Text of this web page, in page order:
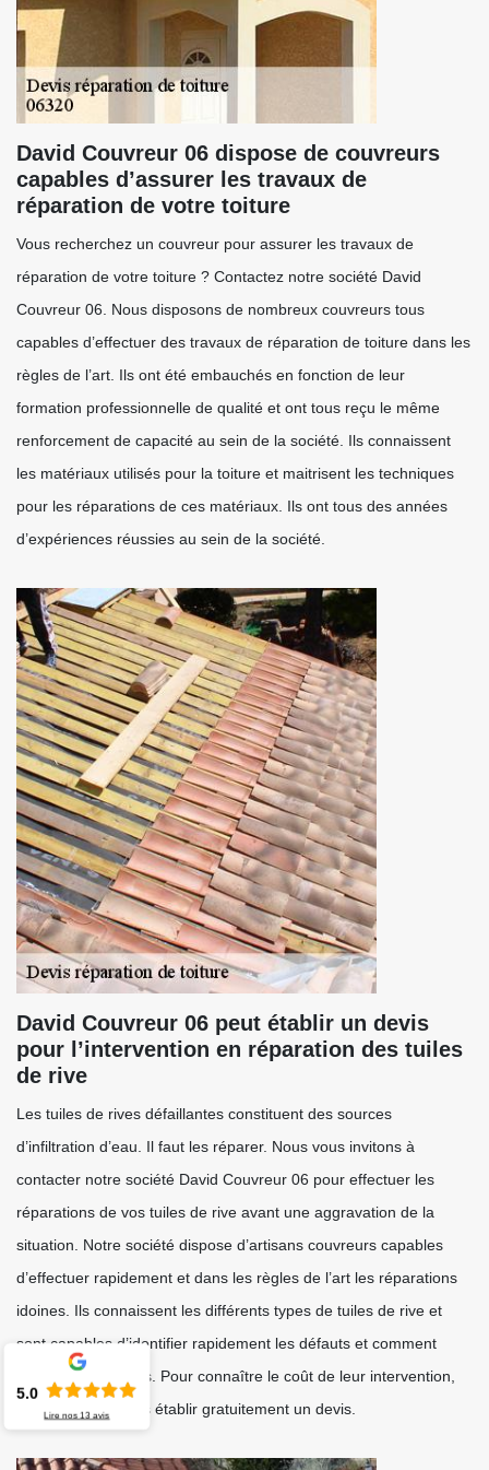
David Couvreur 06 dispose de couvreurs
capables d’assurer les travaux de
réparation de votre toiture
Vous recherchez un couvreur pour assurer les travaux de
réparation de votre toiture ? Contactez notre société David
Couvreur 06. Nous disposons de nombreux couvreurs tous
capables d’effectuer des travaux de réparation de toiture dans les
règles de l’art. Ils ont été embauchés en fonction de leur
formation professionnelle de qualité et ont tous reçu le même
renforcement de capacité au sein de la société. Ils connaissent
les matériaux utilisés pour la toiture et maitrisent les techniques
pour les réparations de ces matériaux. Ils ont tous des années
d’expériences réussies au sein de la société.
David Couvreur 06 peut établir un devis
pour l’intervention en réparation des tuiles
de rive
Les tuiles de rives défaillantes constituent des sources
d’infiltration d’eau. Il faut les réparer. Nous vous invitons à
contacter notre société David Couvreur 06 pour effectuer les
réparations de vos tuiles de rive avant une aggravation de la
situation. Notre société dispose d’artisans couvreurs capables
d’effectuer rapidement et dans les règles de l’art les réparations
idoines. Ils connaissent les différents types de tuiles de rive et
sont capables d’identifier rapidement les défauts et comment
réparer ces défauts. Pour connaître le coût de leur intervention,
nous pouvons vous établir gratuitement un devis.
5.0
Lire nos13 avis